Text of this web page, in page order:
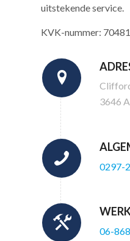
uitstekende service.
KVK-nummer:
3646
0297-
06-